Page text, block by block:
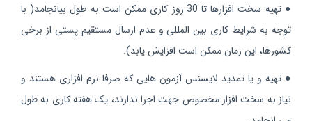
●
تهیه سخت افزارها تا 30 روز کاری ممکن است به طول بیانجامد( با
توجه به شرایط کاری بین المللی و عدم ارسال مستقیم پستی از برخی
کشورها، این زمان ممکن است افزایش یابد).
● تهیه و یا تمدید لایسنس آزمون هایی که صرفا نرم افزاری هستند و
نیاز به سخت افزار مخصوص جهت اجرا ندارند، یک هفته کاری به طول